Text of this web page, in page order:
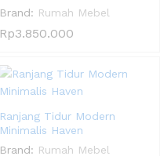
Brand: Rumah Mebel
Rp3.850.000
Ranjang Tidur Modern
Minimalis Haven
Brand: Rumah Mebel